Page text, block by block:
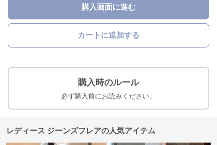
購入画面に進む
カートに追加する
購入時のルール
必ず購入前にお読みください。
レディース ジーンズフレアの人気アイテム